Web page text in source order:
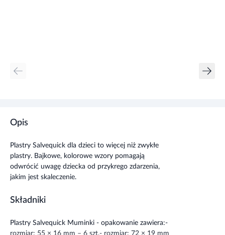
Opis
Plastry Salvequick dla dzieci to więcej niż zwykłe
plastry. Bajkowe, kolorowe wzory pomagają
odwrócić uwagę dziecka od przykrego zdarzenia,
jakim jest skaleczenie.
Składniki
Plastry Salvequick Muminki - opakowanie zawiera:-
rozmiar: 55 × 16 mm – 6 szt.- rozmiar: 72 × 19 mm